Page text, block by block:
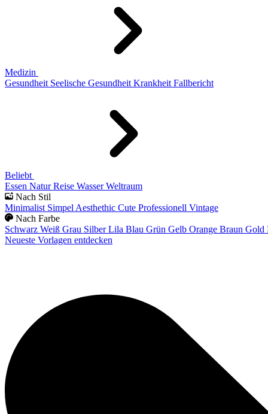
Medizin
Gesundheit Seelische Gesundheit Krankheit Fallbericht
Beliebt
Essen Natur Reise Wasser Weltraum
Nach Stil
Minimalist Simpel Aesthethic Cute Professionell Vintage
Nach Farbe
Schwarz Weiß Grau Silber Lila Blau Grün Gelb Orange Braun Gold
Neueste Vorlagen entdecken